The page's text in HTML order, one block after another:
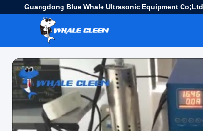
Guangdong Blue Whale Ultrasonic Equipment Co;Ltd